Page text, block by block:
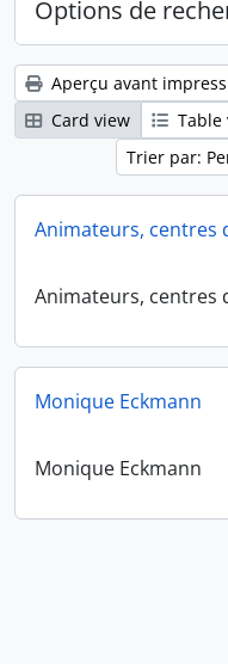
Options de
Aperçu avant
Card view
Table
Trier par:
Animateurs, centres
Animateurs, centres
Monique Eckmann
Monique Eckmann